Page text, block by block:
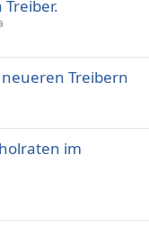
Treibern
im